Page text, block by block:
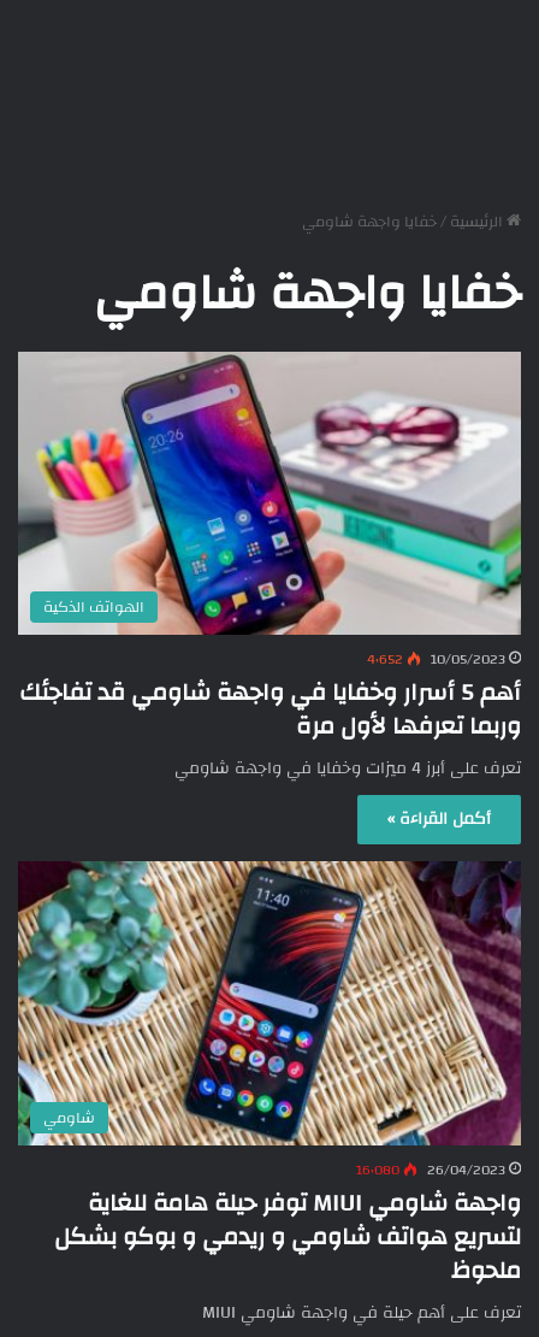
الرئيسية/خفايا واجهة شاومي
خفايا واجهة شاومي
الهواتف الذكية
10/05/2023 4٬652
أهم 5 أسرار وخفايا في واجهة شاومي قد تفاجئك
وربما تعرفها لأول مرة
تعرف على أبرز 4 ميزات وخفايا في واجهة شاومي
أكمل القراءة »
شاومي
26/04/2023 16٬080
واجهة شاومي MIUI توفر حيلة هامة للغاية
لتسريع هواتف شاومي و ريدمي و بوكو بشكل
ملحوظ
تعرف على أهم حيلة في واجهة شاومي MIUI